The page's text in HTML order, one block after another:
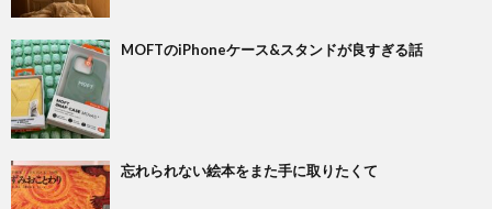
MOFTのiPhoneケース&スタンドが良すぎる話
忘れられない絵本をまた手に取りたくて